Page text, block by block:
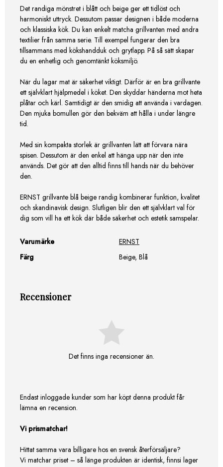
Det randiga mönstret i blått och beige ger ett tidlöst och
harmoniskt uttryck. Dessutom passar designen i både moderna
och klassiska kök. Du kan enkelt matcha grillvanten med andra
textilier från samma serie. Till exempel fungerar den bra
tillsammans med kökshandduk och grytlapp. På så sätt skapar
du en enhetlig och genomtänkt köksmiljö.
När du lagar mat är säkerhet viktigt. Därför är en bra grillvante
ett självklart hjälpmedel i köket. Den skyddar händerna mot heta
plåtar och kärl. Samtidigt är den smidig att använda i vardagen.
Den mjuka bomullen gör den bekväm att hålla i under längre
tid.
Med sin kompakta storlek är grillvanten lätt att förvara nära
spisen. Dessutom är den enkel att hänga upp när den inte
används. Det gör att den alltid finns till hands när du behöver
den.
ERNST grillvante blå beige randig kombinerar funktion, kvalitet
och skandinavisk design. Slutligen blir den ett självklart val för
dig som vill ha ett kök där både säkerhet och estetik samspelar.
Varumärke
ERNST
Färg
Beige, Blå
Recensioner
Det finns inga recensioner än.
Endast inloggade kunder som har köpt denna produkt får
lämna en recension.
Vi prismatchar!
Hittat samma vara billigare hos en svensk återförsäljare?
Vi matchar priset – så länge produkten är identisk, finnsi lager